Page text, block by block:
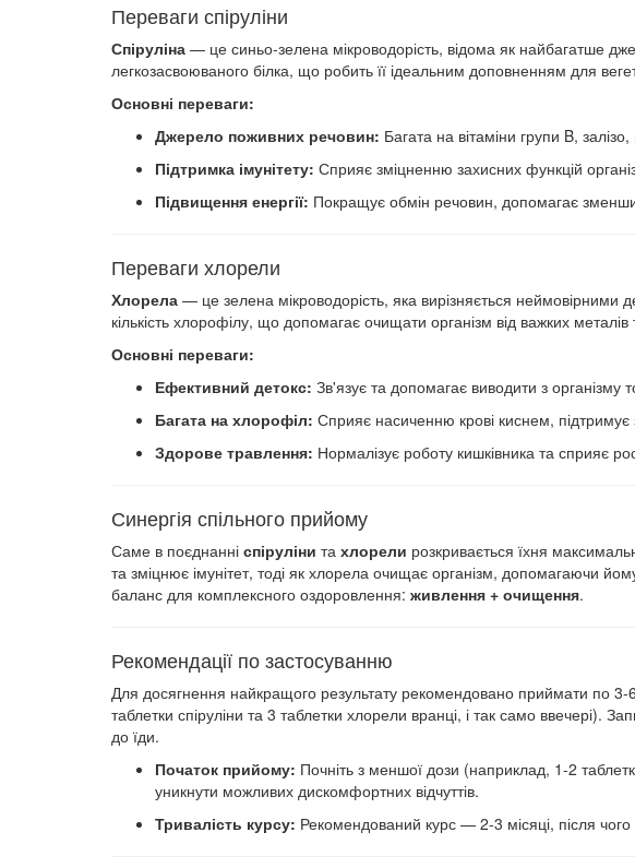
Переваги спіруліни
Спіруліна — це синьо-зелена мікроводорість, відома як найбагатше
легкозасвоюваного білка, що робить її ідеальним доповненням для
Основні переваги:
Джерело поживних речовин: Багата на вітаміни групи B,
Підтримка імунітету: Сприяє зміцненню захисних функцій
Підвищення енергії: Покращує обмін речовин, допомагає
Переваги хлорели
Хлорела — це зелена мікроводорість, яка вирізняється неймовірними
кількість хлорофілу, що допомагає очищати організм від важких металів
Основні переваги:
Ефективний детокс: Зв'язує та допомагає виводити з організму
Багата на хлорофіл: Сприяє насиченню крові киснем, підтримує
Здорове травлення: Нормалізує роботу кишківника та сприяє
Синергія спільного прийому
Саме в поєднанні спіруліни та хлорели розкривається їхня
та зміцнює імунітет, тоді як хлорела очищає організм, допомагаючи
баланс для комплексного оздоровлення: живлення + очищення.
Рекомендації по застосуванню
Для досягнення найкращого результату рекомендовано приймати по 3-
таблетки спіруліни та 3 таблетки хлорели вранці, і так само ввечері).
до їди.
Початок прийому: Почніть з меншої дози (наприклад, 1-2
уникнути можливих дискомфортних відчуттів.
Тривалість курсу: Рекомендований курс — 2-3 місяці, після